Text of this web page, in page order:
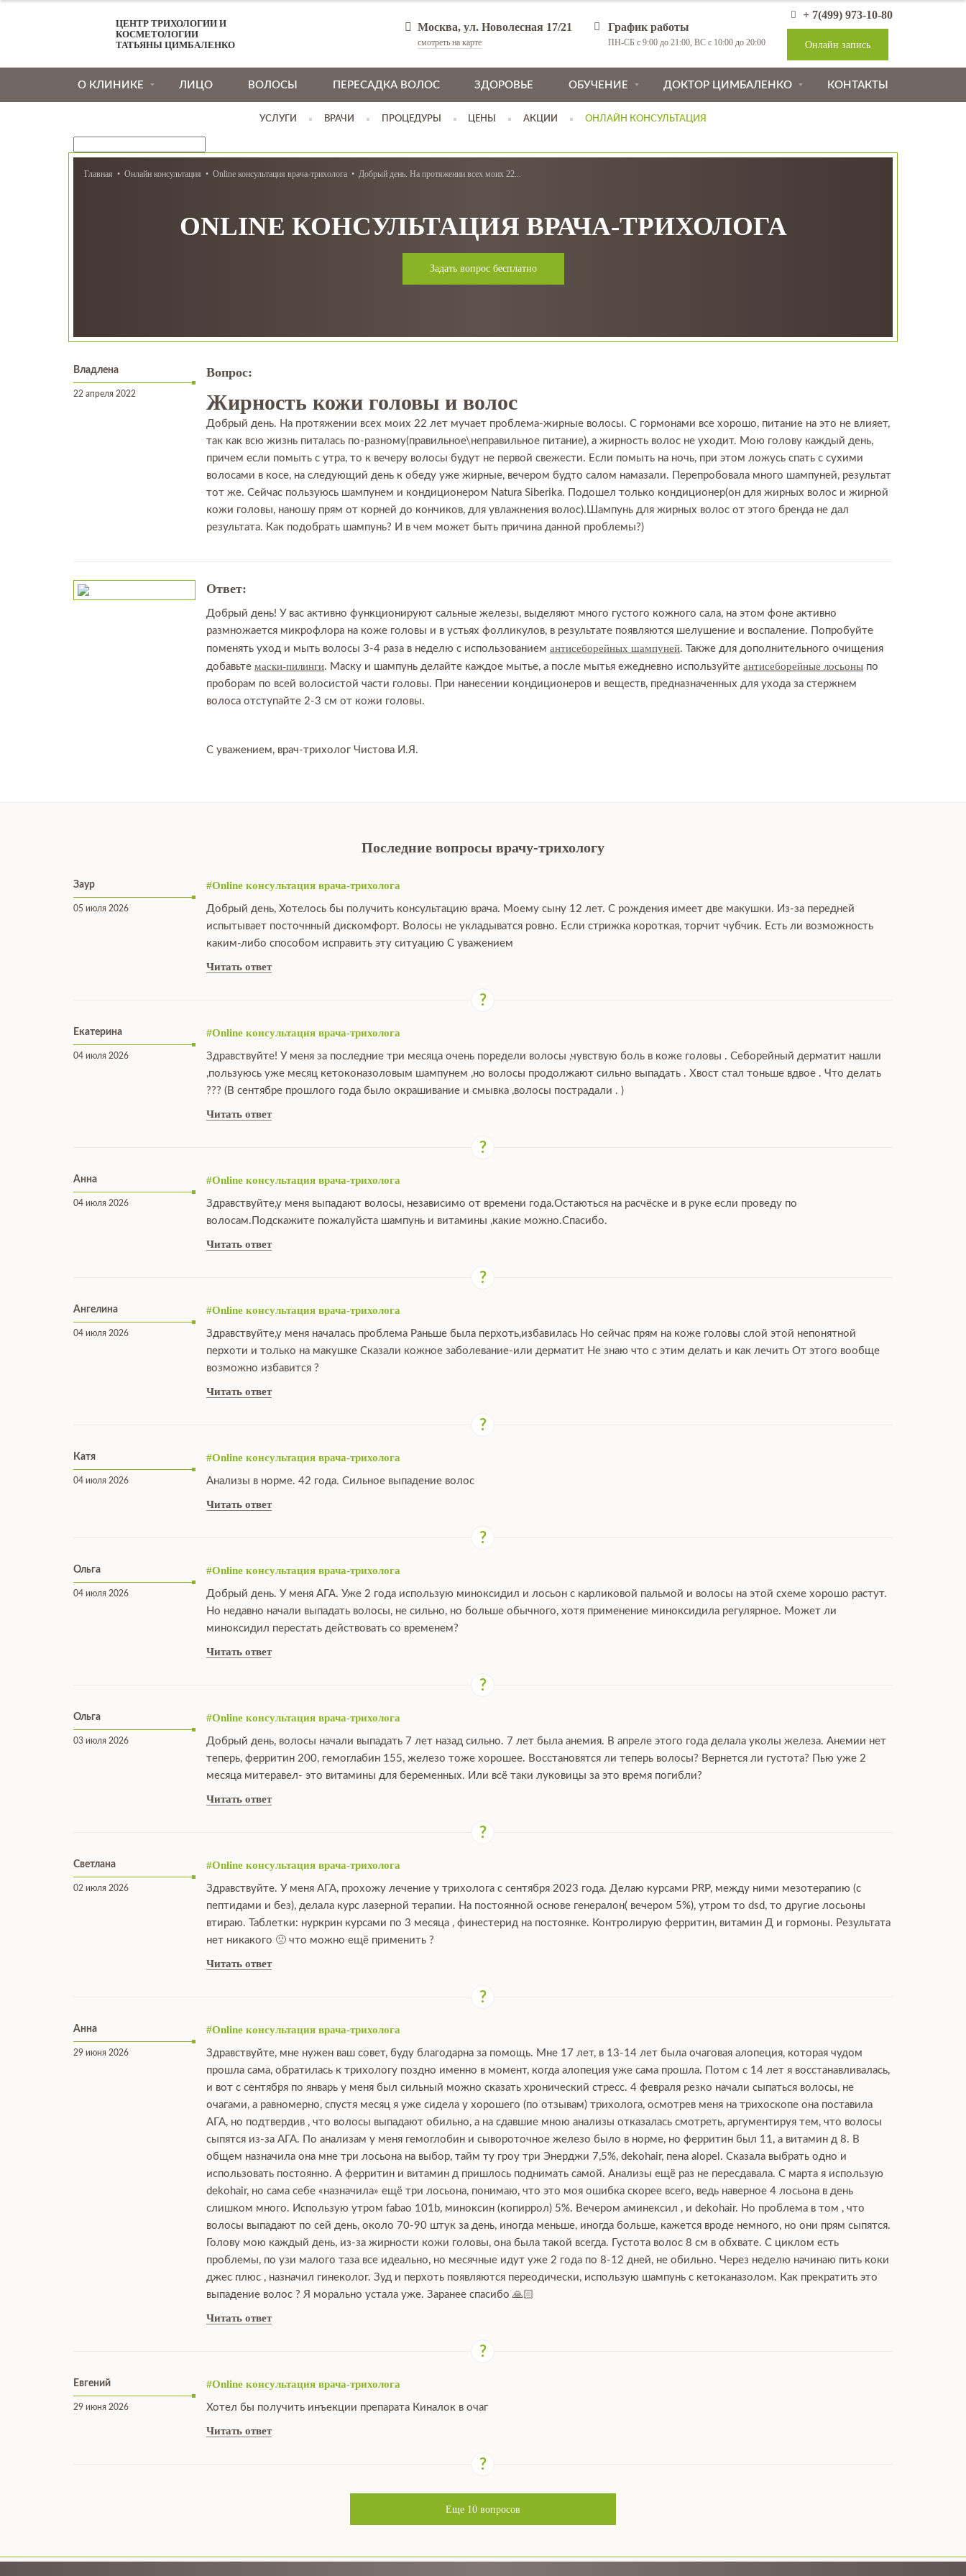
ЦЕНТР ТРИХОЛОГИИ И
КОСМЕТОЛОГИИ
ТАТЬЯНЫ ЦИМБАЛЕНКО
Москва, ул. Новолесная 17/21
смотреть на карте
График работы
ПН-СБ с 9:00 до 21:00, ВС с 10:00 до 20:00
+ 7(499) 973-10-80
Онлайн запись
О КЛИНИКЕ ЛИЦО ВОЛОСЫ ПЕРЕСАДКА ВОЛОС ЗДОРОВЬЕ ОБУЧЕНИЕ ДОКТОР ЦИМБАЛЕНКО КОНТАКТЫ
УСЛУГИ ВРАЧИ ПРОЦЕДУРЫ ЦЕНЫ АКЦИИ ОНЛАЙН КОНСУЛЬТАЦИЯ
Главная Онлайн консультация Online консультация врача-трихолога Добрый день. На протяжении всех моих 22...
ONLINE КОНСУЛЬТАЦИЯ ВРАЧА-ТРИХОЛОГА
Задать вопрос бесплатно
Владлена
22 апреля 2022
Вопрос:
Жирность кожи головы и волос
Добрый день. На протяжении всех моих 22 лет мучает проблема-жирные волосы. С гормонами все хорошо, питание на это не влияет,
так как всю жизнь питалась по-разному(правильное\неправильное питание), а жирность волос не уходит. Мою голову каждый день,
причем если помыть с утра, то к вечеру волосы будут не первой свежести. Если помыть на ночь, при этом ложусь спать с сухими
волосами в косе, на следующий день к обеду уже жирные, вечером будто салом намазали. Перепробовала много шампуней, результат
тот же. Сейчас пользуюсь шампунем и кондиционером Natura Siberika. Подошел только кондиционер(он для жирных волос и жирной
кожи головы, наношу прям от корней до кончиков, для увлажнения волос).Шампунь для жирных волос от этого бренда не дал
результата. Как подобрать шампунь? И в чем может быть причина данной проблемы?)
Ответ:
Добрый день! У вас активно функционируют сальные железы, выделяют много густого кожного сала, на этом фоне активно
размножается микрофлора на коже головы и в устьях фолликулов, в результате появляются шелушение и воспаление. Попробуйте
поменять уход и мыть волосы 3-4 раза в неделю с использованием антисеборейных шампуней. Также для дополнительного очищения
добавьте маски-пилинги. Маску и шампунь делайте каждое мытье, а после мытья ежедневно используйте антисеборейные лосьоны по
проборам по всей волосистой части головы. При нанесении кондиционеров и веществ, предназначенных для ухода за стержнем
волоса отступайте 2-3 см от кожи головы.
С уважением, врач-трихолог Чистова И.Я.
Последние вопросы врачу-трихологу
Заур
05 июля 2026
#Online консультация врача-трихолога
Добрый день, Хотелось бы получить консультацию врача. Моему сыну 12 лет. С рождения имеет две макушки. Из-за передней
испытывает посточнный дискомфорт. Волосы не укладыватся ровно. Если стрижка короткая, торчит чубчик. Есть ли возможность
каким-либо способом исправить эту ситуацию С уважением
Читать ответ
Екатерина
04 июля 2026
#Online консультация врача-трихолога
Здравствуйте! У меня за последние три месяца очень поредели волосы ,чувствую боль в коже головы . Себорейный дерматит нашли
,пользуюсь уже месяц кетоконазоловым шампунем ,но волосы продолжают сильно выпадать . Хвост стал тоньше вдвое . Что делать
??? (В сентябре прошлого года было окрашивание и смывка ,волосы пострадали . )
Читать ответ
Анна
04 июля 2026
#Online консультация врача-трихолога
Здравствуйте,у меня выпадают волосы, независимо от времени года.Остаються на расчёске и в руке если проведу по
волосам.Подскажите пожалуйста шампунь и витамины ,какие можно.Спасибо.
Читать ответ
Ангелина
04 июля 2026
#Online консультация врача-трихолога
Здравствуйте,у меня началась проблема Раньше была перхоть,избавилась Но сейчас прям на коже головы слой этой непонятной
перхоти и только на макушке Сказали кожное заболевание-или дерматит Не знаю что с этим делать и как лечить От этого вообще
возможно избавится ?
Читать ответ
Катя
04 июля 2026
#Online консультация врача-трихолога
Анализы в норме. 42 года. Сильное выпадение волос
Читать ответ
Ольга
04 июля 2026
#Online консультация врача-трихолога
Добрый день. У меня АГА. Уже 2 года использую миноксидил и лосьон с карликовой пальмой и волосы на этой схеме хорошо растут.
Но недавно начали выпадать волосы, не сильно, но больше обычного, хотя применение миноксидила регулярное. Может ли
миноксидил перестать действовать со временем?
Читать ответ
Ольга
03 июля 2026
#Online консультация врача-трихолога
Добрый день, волосы начали выпадать 7 лет назад сильно. 7 лет была анемия. В апреле этого года делала уколы железа. Анемии нет
теперь, ферритин 200, гемоглабин 155, железо тоже хорошее. Восстановятся ли теперь волосы? Вернется ли густота? Пью уже 2
месяца митеравел- это витамины для беременных. Или всё таки луковицы за это время погибли?
Читать ответ
Светлана
02 июля 2026
#Online консультация врача-трихолога
Здравствуйте. У меня АГА, прохожу лечение у трихолога с сентября 2023 года. Делаю курсами PRP, между ними мезотерапию (с
пептидами и без), делала курс лазерной терапии. На постоянной основе генералон( вечером 5%), утром то dsd, то другие лосьоны
втираю. Таблетки: нуркрин курсами по 3 месяца , финестерид на постоянке. Контролирую ферритин, витамин Д и гормоны. Результата
нет никакого 🙁 что можно ещё применить ?
Читать ответ
Анна
29 июня 2026
#Online консультация врача-трихолога
Здравствуйте, мне нужен ваш совет, буду благодарна за помощь. Мне 17 лет, в 13-14 лет была очаговая алопеция, которая чудом
прошла сама, обратилась к трихологу поздно именно в момент, когда алопеция уже сама прошла. Потом с 14 лет я восстанавливалась,
и вот с сентября по январь у меня был сильный можно сказать хронический стресс. 4 февраля резко начали сыпаться волосы, не
очагами, а равномерно, спустя месяц я уже сидела у хорошего (по отзывам) трихолога, осмотрев меня на трихоскопе она поставила
АГА, но подтвердив , что волосы выпадают обильно, а на сдавшие мною анализы отказалась смотреть, аргументируя тем, что волосы
сыпятся из-за АГА. По анализам у меня гемоглобин и сывороточное железо было в норме, но ферритин был 11, а витамин д 8. В
общем назначила она мне три лосьона на выбор, тайм ту гроу три Энерджи 7,5%, dekohair, пена alopel. Сказала выбрать одно и
использовать постоянно. А ферритин и витамин д пришлось поднимать самой. Анализы ещё раз не пересдавала. С марта я использую
dekohair, но сама себе «назначила» ещё три лосьона, понимаю, что это моя ошибка скорее всего, ведь наверное 4 лосьона в день
слишком много. Использую утром fabao 101b, миноксин (копиррол) 5%. Вечером аминексил , и dekohair. Но проблема в том , что
волосы выпадают по сей день, около 70-90 штук за день, иногда меньше, иногда больше, кажется вроде немного, но они прям сыпятся.
Голову мою каждый день, из-за жирности кожи головы, она была такой всегда. Густота волос 8 см в обхвате. С циклом есть
проблемы, по узи малого таза все идеально, но месячные идут уже 2 года по 8-12 дней, не обильно. Через неделю начинаю пить коки
джес плюс , назначил гинеколог. Зуд и перхоть появляются переодически, использую шампунь с кетоканазолом. Как прекратить это
выпадение волос ? Я морально устала уже. Заранее спасибо 🙏🏻
Читать ответ
Евгений
29 июня 2026
#Online консультация врача-трихолога
Хотел бы получить инъекции препарата Киналок в очаг
Читать ответ
Еще 10 вопросов